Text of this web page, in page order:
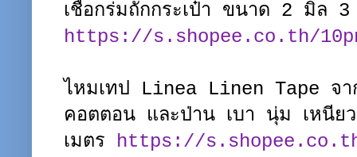
เชือกร่มถักกระเป๋า ขนาด 2 มิล
https://s.shopee.co.th/
ไหมเทป Linea Linen Tape จา
คอตตอน และป่าน เบา นุ่ม เหนีย
เมตร https://